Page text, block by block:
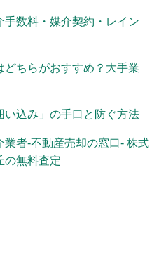
数料・媒介契約・レイン
ちらがおすすめ？大手業
込み」の手口と防ぐ方法
者-不動産売却の窓口- 株式
の無料査定